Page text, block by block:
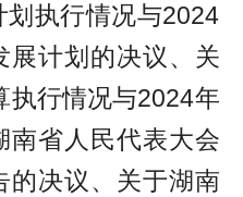
划执行情况与2024
展计划的决议、关
执行情况与2024年
南省人民代表大会
的决议、关于湖南